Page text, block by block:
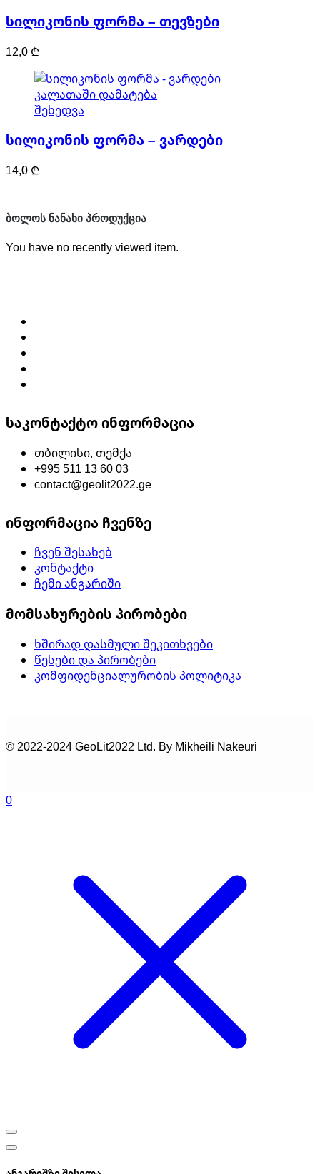
სილიკონის ფორმა – თევზები
12,0 ₾
კალათაში დამატება
შეხედვა
სილიკონის ფორმა – ვარდები
14,0 ₾
ᲑᲝᲚᲝᲡ ᲜᲐᲜᲐᲮᲘ ᲞᲠᲝᲓᲣᲥᲪᲘᲐ
You have no recently viewed item.
საკონტაქტო ინფორმაცია
თბილისი, თემქა
+995 511 13 60 03
contact@geolit2022.ge
ინფორმაცია ჩვენზე
ჩვენ შესახებ
კონტაქტი
ჩემი ანგარიში
მომსახურების პირობები
ხშირად დასმული შეკითხვები
წესები და პირობები
კომფიდენციალურობის პოლიტიკა
© 2022-2024 GeoLit2022 Ltd. By Mikheili Nakeuri
0